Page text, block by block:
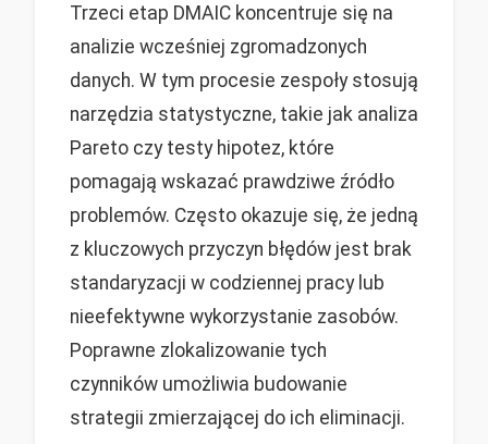
Trzeci etap DMAIC koncentruje się na
analizie wcześniej zgromadzonych
danych. W tym procesie zespoły stosują
narzędzia statystyczne, takie jak analiza
Pareto czy testy hipotez, które
pomagają wskazać prawdziwe źródło
problemów. Często okazuje się, że jedną
z kluczowych przyczyn błędów jest brak
standaryzacji w codziennej pracy lub
nieefektywne wykorzystanie zasobów.
Poprawne zlokalizowanie tych
czynników umożliwia budowanie
strategii zmierzającej do ich eliminacji.